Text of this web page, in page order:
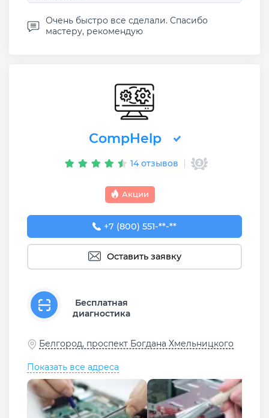
Очень быстро все сделали. Спасибо
мастеру, рекомендую
CompHelp
14 отзывов
Акции
+7 (800) 551-74-09
+7 (800) 551-**-**
Оставить заявку
Бесплатная
диагностика
Белгород, проспект Богдана Хмельницкого
Показать все адреса